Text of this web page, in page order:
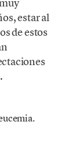
estar al
de estos